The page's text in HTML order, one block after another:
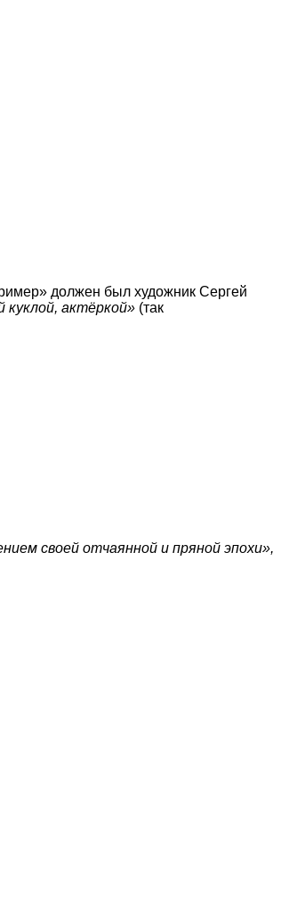
должен был художник Сергей
куклой, актёркой» (так
своей отчаянной и пряной эпохи»,